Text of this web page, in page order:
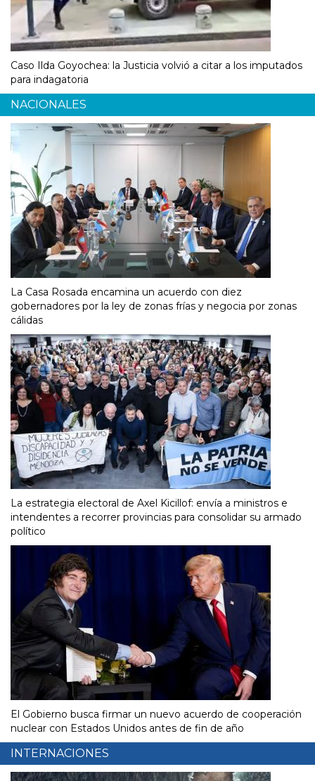
Caso Ilda Goyochea: la Justicia volvió a citar a los imputados
para indagatoria
NACIONALES
La Casa Rosada encamina un acuerdo con diez
gobernadores por la ley de zonas frías y negocia por zonas
cálidas
La estrategia electoral de Axel Kicillof: envía a ministros e
intendentes a recorrer provincias para consolidar su armado
político
El Gobierno busca firmar un nuevo acuerdo de cooperación
nuclear con Estados Unidos antes de fin de año
INTERNACIONES